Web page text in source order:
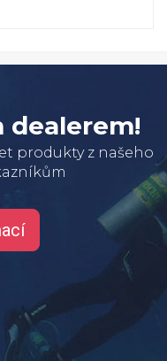
dealerem!
produkty z našeho